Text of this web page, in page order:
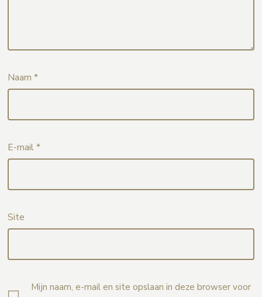
Naam*
E-mail*
Site
Mijn naam, e-mail en site opslaan in deze browser voor